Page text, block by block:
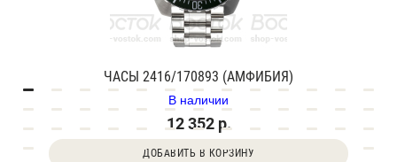
ЧАСЫ 2416/170893 (АМФИБИЯ)
В наличии
12 352 р.
ДОБАВИТЬ В КОРЗИНУ